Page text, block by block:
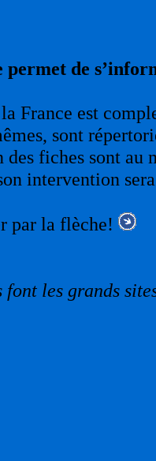
de
France est
sont
des fiches sont
intervention
par la flèche!
les grands